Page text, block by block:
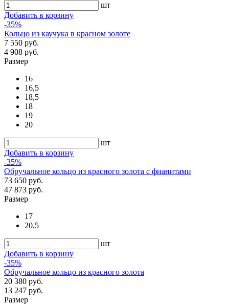
шт
Добавить в корзину
-35%
Кольцо из каучука в красном золоте
7 550 руб.
4 908 руб.
Размер
16
16,5
18,5
18
19
20
шт
Добавить в корзину
-35%
Обручальное кольцо из красного золота с фианитами
73 650 руб.
47 873 руб.
Размер
17
20,5
шт
Добавить в корзину
-35%
Обручальное кольцо из красного золота
20 380 руб.
13 247 руб.
Размер